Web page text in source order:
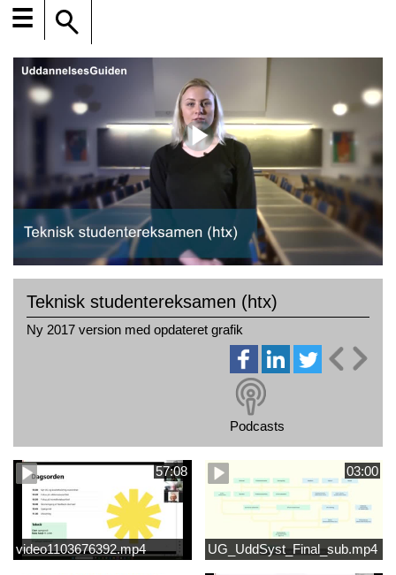
☰
Teknisk studentereksamen (htx)
Ny 2017 version med opdateret grafik
Podcasts
57:08
video1103676392.mp4
03:00
UG_UddSyst_Final_sub.mp4